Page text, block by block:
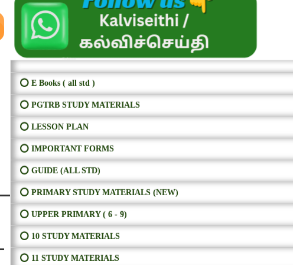
⭕ E Books ( all std )
⭕ PGTRB STUDY MATERIALS
⭕ LESSON PLAN
⭕ IMPORTANT FORMS
⭕ GUIDE (ALL STD)
⭕ PRIMARY STUDY MATERIALS (NEW)
⭕ UPPER PRIMARY ( 6 - 9)
⭕ 10 STUDY MATERIALS
⭕ 11 STUDY MATERIALS